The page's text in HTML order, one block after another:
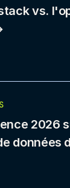
vs.
2026
données